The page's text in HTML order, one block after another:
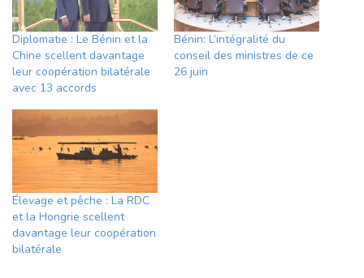
Diplomatie : Le Bénin et la
Chine scellent davantage
leur coopération bilatérale
avec 13 accords
Bénin: L’intégralité du
conseil des ministres de ce
26 juin
Élevage et pêche : La RDC
et la Hongrie scellent
davantage leur coopération
bilatérale